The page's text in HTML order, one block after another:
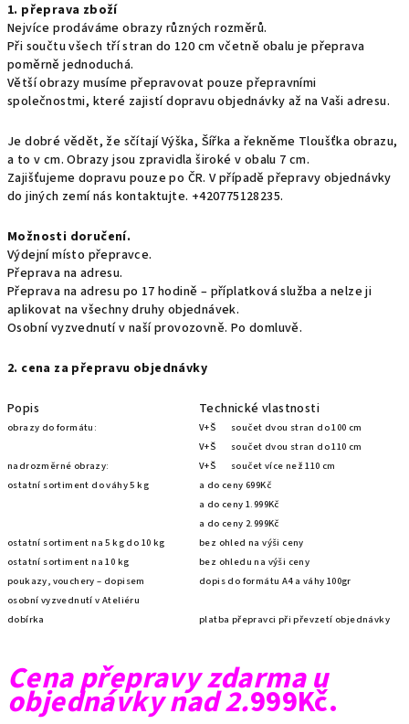
1. přeprava zboží
Nejvíce prodáváme obrazy různých rozměrů.
Při součtu všech tří stran do 120 cm včetně obalu je přeprava
poměrně jednoduchá.
Větší obrazy musíme přepravovat pouze přepravními
společnostmi, které zajistí dopravu objednávky až na Vaši adresu.
Je dobré vědět, že sčítají Výška, Šířka a řekněme Tloušťka obrazu,
a to v cm. Obrazy jsou zpravidla široké v obalu 7 cm.
Zajišťujeme dopravu pouze po ČR. V případě přepravy objednávky
do jiných zemí nás kontaktujte. +420775128235.
Možnosti doručení.
Výdejní místo přepravce.
Přeprava na adresu.
Přeprava na adresu po 17 hodině – příplatková služba a nelze ji
aplikovat na všechny druhy objednávek.
Osobní vyzvednutí v naší provozovně. Po domluvě.
2. cena za přepravu objednávky
Popis Technické vlastnosti
obrazy do formátu:
V+Š součet dvou stran do 100 cm
V+Š součet dvou stran do 110 cm
nadrozměrné obrazy:
V+Š součet více než 110 cm
ostatní sortiment do váhy 5 kg
a do ceny 699Kč
a do ceny 1.999Kč
a do ceny 2.999Kč
ostatní sortiment na 5 kg do 10 kg
bez ohled na výši ceny
ostatní sortiment na 10 kg
bez ohledu na výši ceny
poukazy, vouchery – dopisem
dopis do formátu A4 a váhy 100gr
osobní vyzvednutí v Ateliéru
dobírka
platba přepravci při převzetí objednávky
Cena přepravy zdarma u
objednávky nad 2.999Kč.